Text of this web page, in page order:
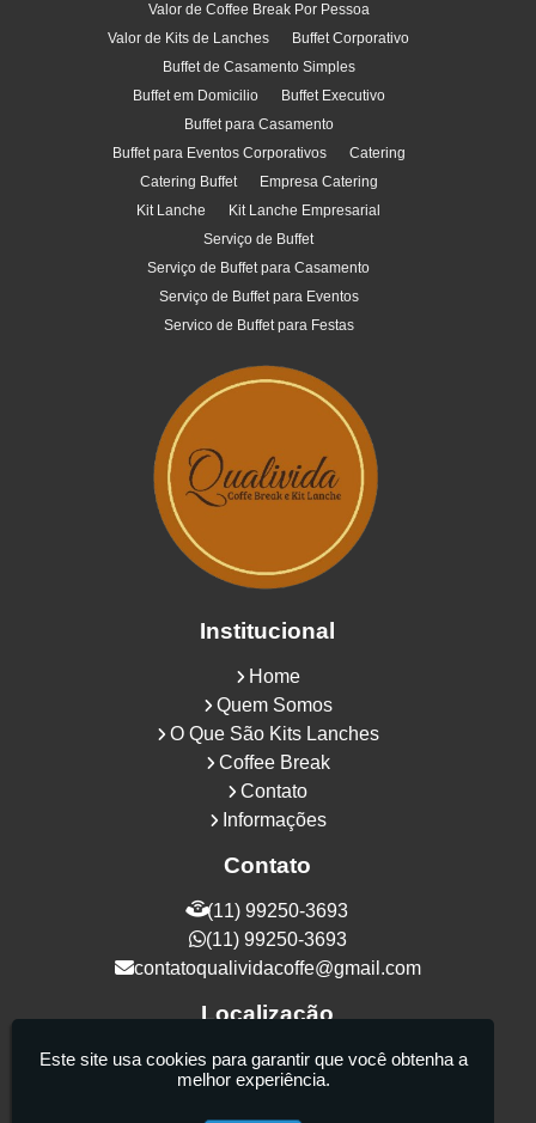
Valor de Coffee Break Por Pessoa
Valor de Kits de Lanches
Buffet Corporativo
Buffet de Casamento Simples
Buffet em Domicilio
Buffet Executivo
Buffet para Casamento
Buffet para Eventos Corporativos
Catering
Catering Buffet
Empresa Catering
Kit Lanche
Kit Lanche Empresarial
Serviço de Buffet
Serviço de Buffet para Casamento
Serviço de Buffet para Eventos
Servico de Buffet para Festas
Institucional
Home
Quem Somos
O Que São Kits Lanches
Coffee Break
Contato
Informações
Contato
(11) 99250-3693
(11) 99250-3693
contatoqualividacoffe@gmail.com
Localização
Rua Samurais, 27 - Vila Maria Alta - São
Paulo / SP - CEP: 02130-080
Este site usa cookies para garantir que você obtenha a
melhor experiência.